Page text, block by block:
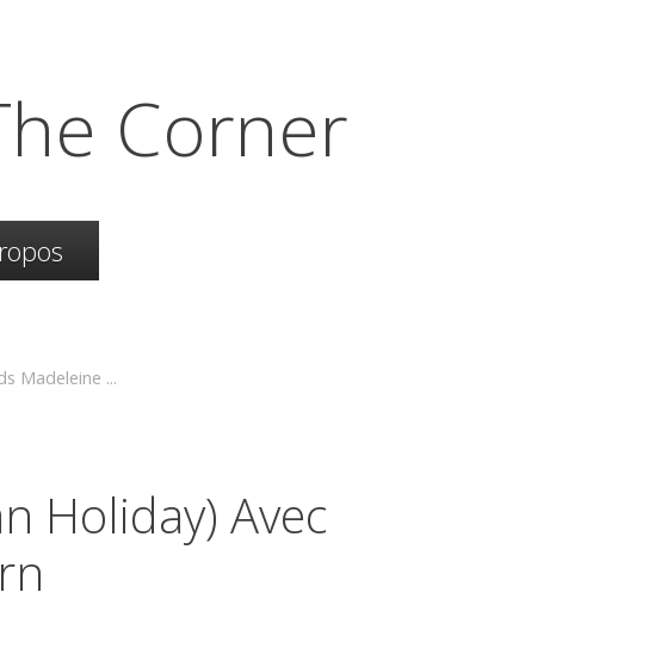
Corner
Madeleine ...
Holiday) Avec